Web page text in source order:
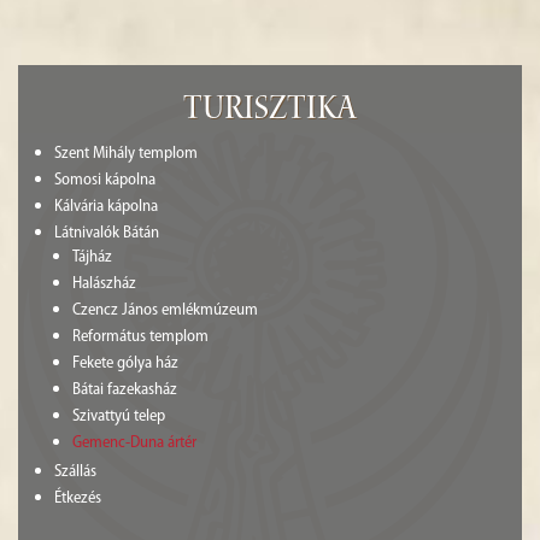
Turisztika
Szent Mihály templom
Somosi kápolna
Kálvária kápolna
Látnivalók Bátán
Tájház
Halászház
Czencz János emlékmúzeum
Református templom
Fekete gólya ház
Bátai fazekasház
Szivattyú telep
Gemenc-Duna ártér
Szállás
Étkezés